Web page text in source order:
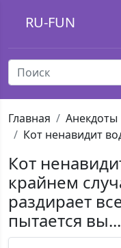
RU-FUN
Главная Анекдоты
Кот ненавидит
Кот
крайнем
раздирает
пытается вы...